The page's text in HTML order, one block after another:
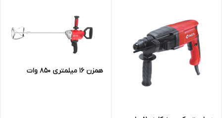
همزن 16 میلمتری 850 وات